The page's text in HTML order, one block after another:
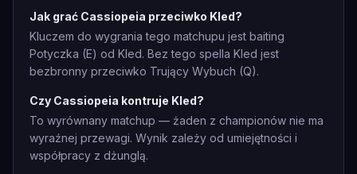
Jak grać Cassiopeia przeciwko Kled?
Kluczem do wygrania tego matchupu jest baiting
Potyczka (E) od Kled. Bez tego spella Kled jest
bezbronny przeciwko Trujący Wybuch (Q).
Czy Cassiopeia kontruje Kled?
To wyrównany matchup — żaden z championów nie ma
wyraźnej przewagi. Wynik zależy od umiejętności i
współpracy z dżunglą.